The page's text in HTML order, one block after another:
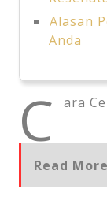
Alasan
Anda
C ara
Read